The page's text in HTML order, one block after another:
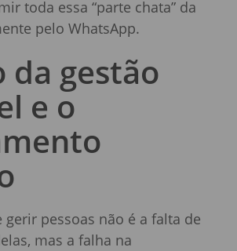
toda essa “parte chata” da
pelo WhatsApp.
da gestão
e o
pessoas não é a falta de
mas a falha na